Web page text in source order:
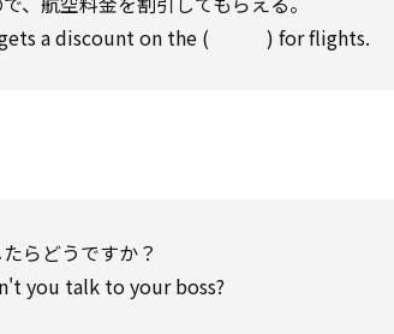
gets a discount on the ( ) for flights.
らどうですか？
talk to your boss?